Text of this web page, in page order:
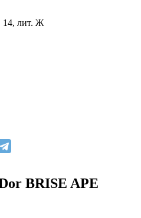
14, лит. Ж
BRISE APE